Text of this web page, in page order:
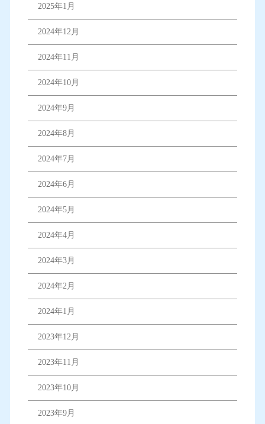
2025年1月
2024年12月
2024年11月
2024年10月
2024年9月
2024年8月
2024年7月
2024年6月
2024年5月
2024年4月
2024年3月
2024年2月
2024年1月
2023年12月
2023年11月
2023年10月
2023年9月